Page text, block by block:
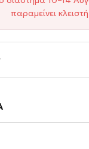
παραμείνει